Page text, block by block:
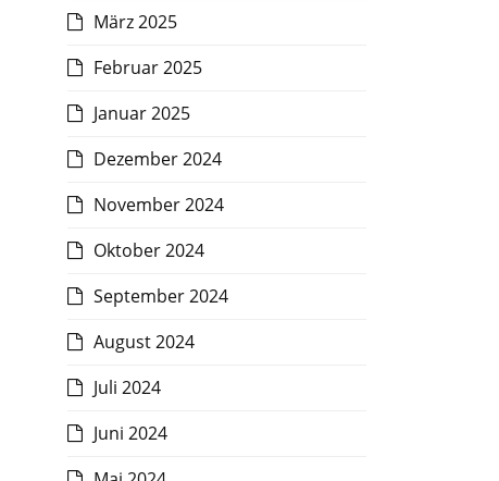
März 2025
Februar 2025
Januar 2025
Dezember 2024
November 2024
Oktober 2024
September 2024
August 2024
Juli 2024
Juni 2024